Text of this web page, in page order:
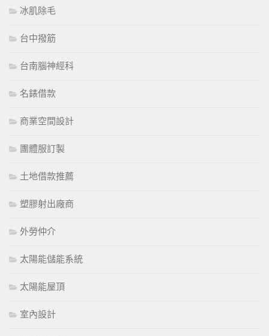
冰肌除毛
台中撥筋
台南腦神經科
名錶借款
商業空間設計
團體服訂製
土地借款推薦
塑膠射出廠商
外勞仲介
太陽能儲能系統
太陽能屋頂
室內設計